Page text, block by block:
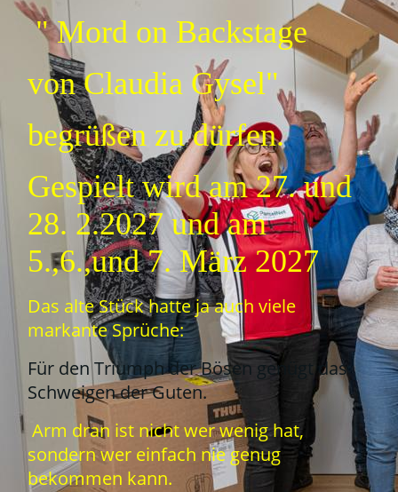
" Mord on Backstage
von Claudia Gysel"
begrüßen zu dürfen.
Gespielt wird am 27. und
28. 2.2027 und am
5.,6.,und 7. März 2027
Das alte Stück hatte ja auch viele
markante Sprüche:
Für den Triumph der Bösen genügt das
Schweigen der Guten.
Arm dran ist nicht wer wenig hat,
sondern wer einfach nie genug
bekommen kann.